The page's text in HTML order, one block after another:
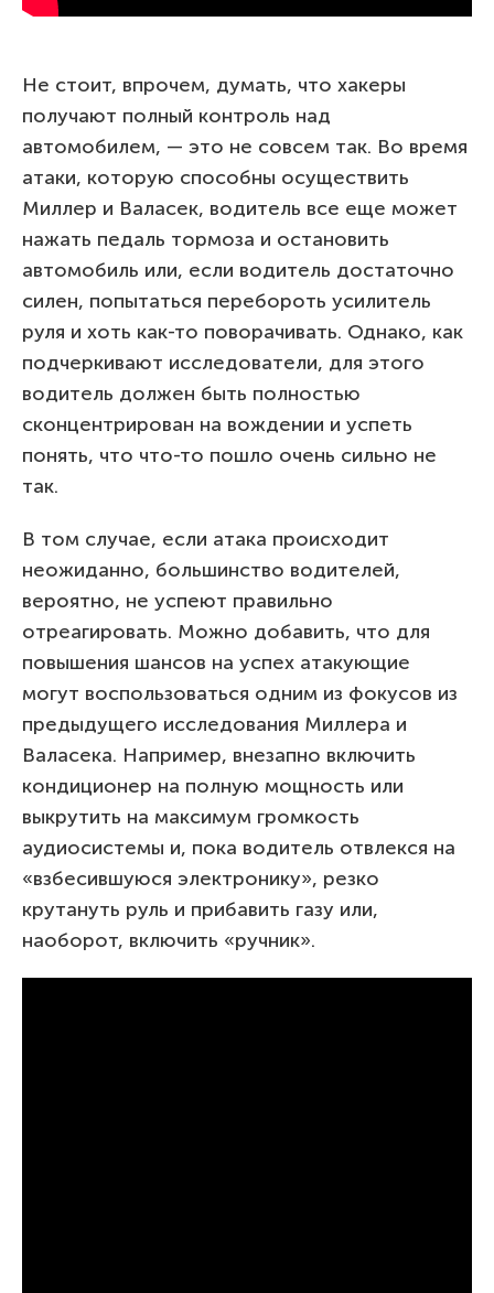
Не стоит, впрочем, думать, что хакеры
получают полный контроль над
автомобилем, — это не совсем так. Во время
атаки, которую способны осуществить
Миллер и Валасек, водитель все еще может
нажать педаль тормоза и остановить
автомобиль или, если водитель достаточно
силен, попытаться перебороть усилитель
руля и хоть как-то поворачивать. Однако, как
подчеркивают исследователи, для этого
водитель должен быть полностью
сконцентрирован на вождении и успеть
понять, что что-то пошло очень сильно не
так.
В том случае, если атака происходит
неожиданно, большинство водителей,
вероятно, не успеют правильно
отреагировать. Можно добавить, что для
повышения шансов на успех атакующие
могут воспользоваться одним из фокусов из
предыдущего исследования Миллера и
Валасека. Например, внезапно включить
кондиционер на полную мощность или
выкрутить на максимум громкость
аудиосистемы и, пока водитель отвлекся на
«взбесившуюся электронику», резко
крутануть руль и прибавить газу или,
наоборот, включить «ручник».